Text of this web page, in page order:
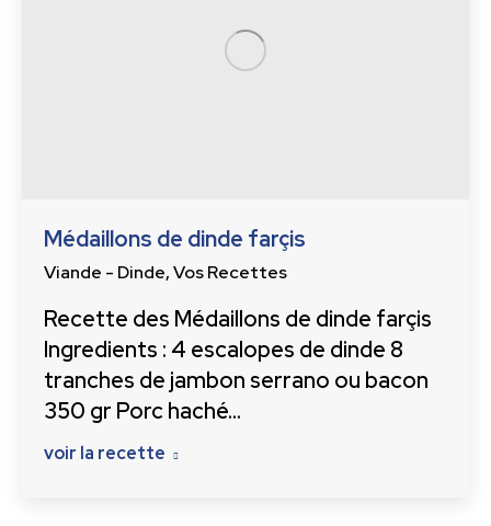
Médaillons de dinde farçis
Viande - Dinde,Vos Recettes
Recette des Médaillons de dinde farçis
Ingredients : 4 escalopes de dinde 8
tranches de jambon serrano ou bacon
350 gr Porc haché…
voir la recette